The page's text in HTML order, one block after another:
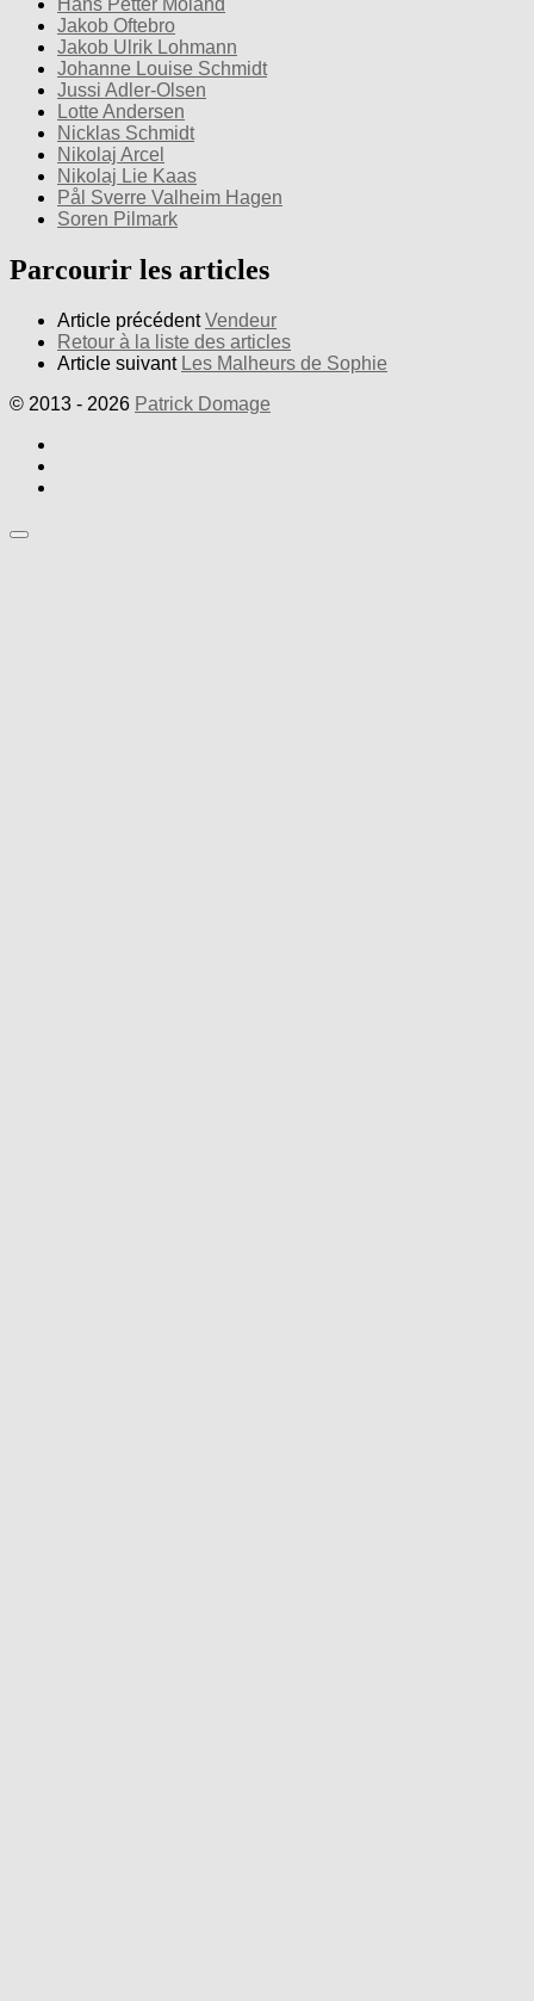
Jakob Oftebro
Jakob Ulrik Lohmann
Johanne Louise Schmidt
Jussi Adler-Olsen
Lotte Andersen
Nicklas Schmidt
Nikolaj Arcel
Nikolaj Lie Kaas
Pål Sverre Valheim Hagen
Soren Pilmark
Parcourir les articles
Article précédent Vendeur
Retour à la liste des articles
Article suivant Les Malheurs de Sophie
© 2013 - 2026 Patrick Domage